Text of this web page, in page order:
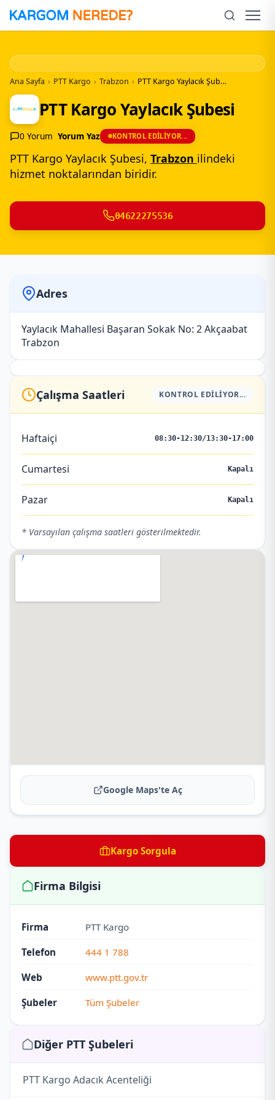
İçeriğe
Geç
Ana Sayfa › PTT Kargo › Trabzon › PTT Kargo Yaylacık Şubesi
PTT Kargo Yaylacık Şubesi
0 Yorum Yorum Yaz KONTROL EDILIYOR...
PTT Kargo Yaylacık Şubesi, Trabzon ilindeki
hizmet noktalarından biridir.
04622275536
Adres
Yaylacık Mahallesi Başaran Sokak No: 2 Akçaabat
Trabzon
Çalışma Saatleri KONTROL EDILIYOR...
Haftaiçi 08:30-12:30/13:30-17:00
Cumartesi Kapalı
Pazar Kapalı
* Varsayılan çalışma saatleri gösterilmektedir.
Google Maps'te Aç
Kargo Sorgula
Firma Bilgisi
Firma PTT Kargo
Telefon 444 1 788
Web www.ptt.gov.tr
Şubeler Tüm Şubeler
Diğer PTT Şubeleri
PTT Kargo Adacık Acenteliği